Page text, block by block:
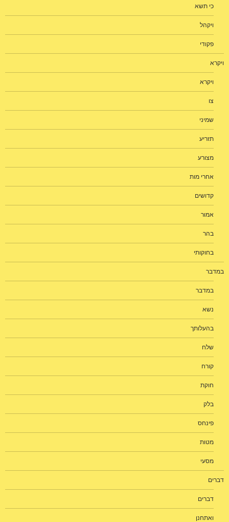
כי תשא
ויקהל
פקודי
ויקרא
ויקרא
צו
שמיני
תזריע
מצורע
אחרי מות
קדושים
אמור
בהר
בחוקותי
במדבר
במדבר
נשא
בהעלותך
שלח
קורח
חוקת
בלק
פינחס
מטות
מסעי
דברים
דברים
ואתחנן